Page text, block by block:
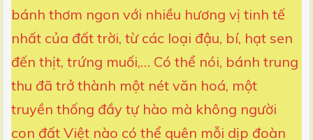
bánh thơm ngon với nhiều hương vị tinh tế
nhất của đất trời, từ các loại đậu, bí, hạt sen
đến thịt, trứng muối,… Có thể nói, bánh trung
thu đã trở thành một nét văn hoá, một
truyền thống đầy tự hào mà không người
con đất Việt nào có thể quên mỗi dịp đoàn